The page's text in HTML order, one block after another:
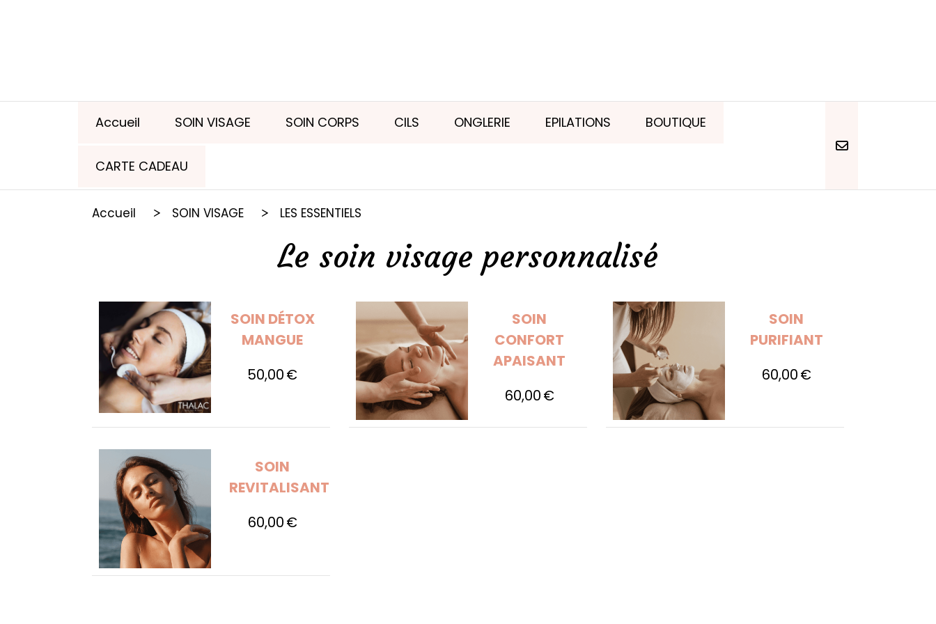
Accueil SOIN VISAGE SOIN CORPS CILS ONGLERIE EPILATIONS BOUTIQUE
CARTE CADEAU
Accueil SOIN VISAGE LES ESSENTIELS
Le soin visage personnalisé
SOIN DÉTOX
MANGUE
50,00€
SOIN
CONFORT
APAISANT
60,00€
SOIN
PURIFIANT
60,00€
SOIN
REVITALISANT
60,00€